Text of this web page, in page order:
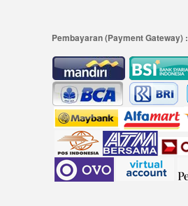
Pembayaran (Payment Gateway) :